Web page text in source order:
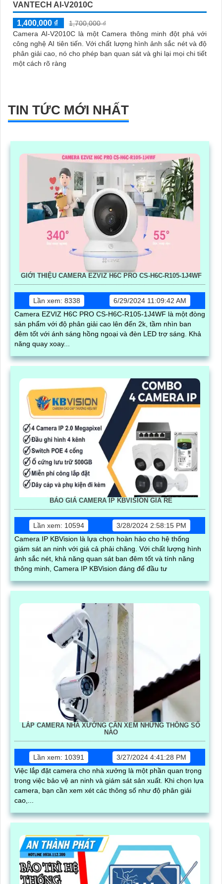
VANTECH AI-V2010C
1,400,000 ₫
1,700,000 ₫
Camera AI-V2010C là một Camera thông minh đột phá với
công nghệ AI tiên tiến. Với chất lượng hình ảnh sắc nét và độ
phân giải cao, nó cho phép bạn quan sát và ghi lại mọi chi tiết
một cách rõ ràng
TIN TỨC MỚI NHẤT
GIỚI THIỆU CAMERA EZVIZ H6C PRO CS-H6C-R105-1J4WF
Lần xem: 8338
6/29/2024 11:09:42 AM
Camera EZVIZ H6C PRO CS-H6C-R105-1J4WF là một đòng
sản phẩm với độ phân giải cao lên đến 2k, tầm nhìn ban
đêm tốt với ánh sáng hồng ngoại và đèn LED trợ sáng. Khả
năng quay xoay...
BÁO GIÁ CAMERA IP KBVISION GIÁ RÈ
Lần xem: 10594
3/28/2024 2:58:15 PM
Camera IP KBVision là lựa chọn hoàn hảo cho hệ thống
giám sát an ninh với giá cả phải chăng. Với chất lượng hình
ảnh sắc nét, khả năng quan sát ban đêm tốt và tính năng
thông minh, Camera IP KBVision đáng để đầu tư
LẮP CAMERA NHÀ XƯỞNG CẦN XEM NHỮNG THÔNG SỐ
NÀO
Lần xem: 10391
3/27/2024 4:41:28 PM
Việc lắp đặt camera cho nhà xưởng là một phần quan trọng
trong việc bảo vệ an ninh và giám sát sản xuất. Khi chọn lựa
camera, bạn cần xem xét các thông số như độ phân giải
cao,...